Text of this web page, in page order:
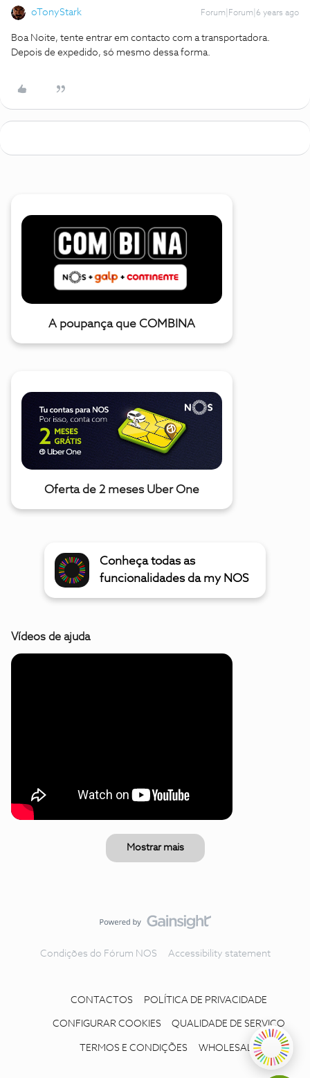
oTonyStark Forum|Forum|6 years ago
Boa Noite, tente entrar em contacto com a transportadora.
Depois de expedido, só mesmo dessa forma.
A poupança que COMBINA
Oferta de 2 meses Uber One
Conheça todas as
funcionalidades da my NOS
Vídeos de ajuda
Mostrar mais
Condições do Fórum NOS Accessibility statement
CONTACTOS POLÍTICA DE PRIVACIDADE
CONFIGURAR COOKIES QUALIDADE DE SERVIÇO
TERMOS E CONDIÇÕES WHOLESALE